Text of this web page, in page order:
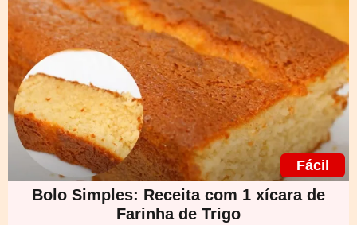
Fácil
Bolo Simples: Receita com 1 xícara de
Farinha de Trigo